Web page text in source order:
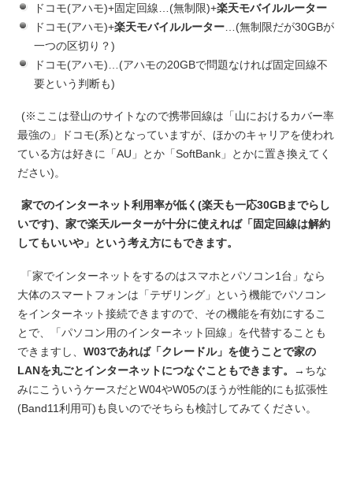
ドコモ(アハモ)+固定回線…(無制限)+楽天モバイルルーター
ドコモ(アハモ)+楽天モバイルルーター …(無制限だが30GBが
一つの区切り？)
ドコモ(アハモ)…(アハモの20GBで問題なければ固定回線不
要という判断も)
(※ここは登山のサイトなので携帯回線は「山におけるカバー率
最強の」ドコモ(系)となっていますが、ほかのキャリアを使われ
ている方は好きに「AU」とか「SoftBank」とかに置き換えてく
ださい)。
家でのインターネット利用率が低く(楽天も一応30GBまでらし
いです)、家で楽天ルーターが十分に使えれば「固定回線は解約
してもいいや」という考え方にもできます。
「家でインターネットをするのはスマホとパソコン1台」なら
大体のスマートフォンは「テザリング」という機能でパソコン
をインターネット接続できますので、その機能を有効にするこ
とで、「パソコン用のインターネット回線」を代替することも
できますし、 W03であれば「クレードル」を使うことで家の
LANを丸ごとインターネットにつなぐこともできます。
→ちな
みにこういうケースだとW04やW05のほうが性能的にも拡張性
(Band11利用可)も良いのでそちらも検討してみてください。